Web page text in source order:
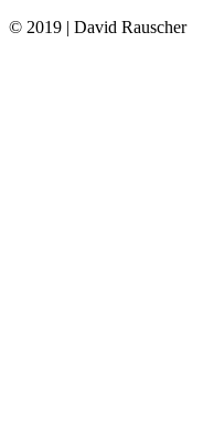
© 2019 | David Rauscher